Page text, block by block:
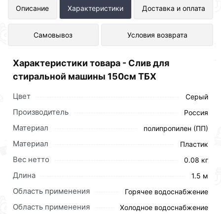
Описание Характеристики Доставка и оплата
Самовывоз Условия возврата
Слив для стиральной машины 150см
ТБХ представлен в интернет-
магазине Сантехника по отличной
Характеристики товара - Слив для
стиральной машины 150см ТБХ
Цвет Серый
Производитель Россия
Материал полипропилен (ПП)
Материал Пластик
Вес нетто 0.08 кг
Длина 1.5 м
Область применения Горячее водоснабжение
Область применения Холодное водоснабжение